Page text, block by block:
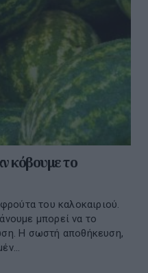
κόβουμε το
του καλοκαιριού.
μπορεί να το
Η σωστή αποθήκευση,